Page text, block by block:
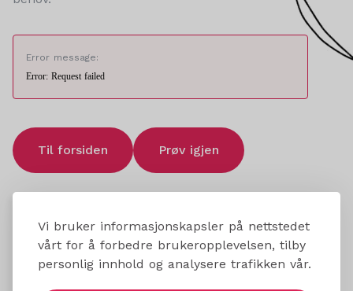
Vi bruker informasjonskapsler på nettstedet
vårt for å forbedre brukeropplevelsen, tilby
personlig innhold og analysere trafikken vår.
Error message:
Error: Request failed
Til forsiden Prøv igjen